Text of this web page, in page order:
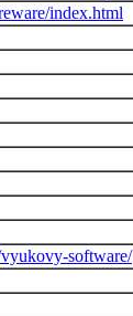
index.html
software/